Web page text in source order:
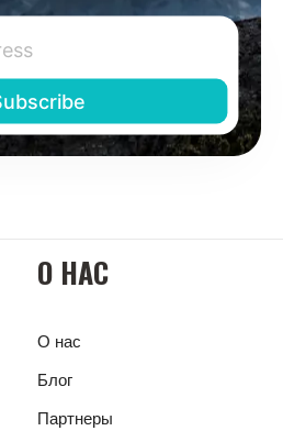
О НАС
О нас
Блог
Партнеры